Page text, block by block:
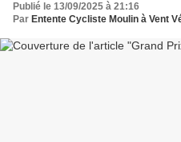
Publié le 13/09/2025 à 21:16
Par Entente Cycliste Moulin à Vent